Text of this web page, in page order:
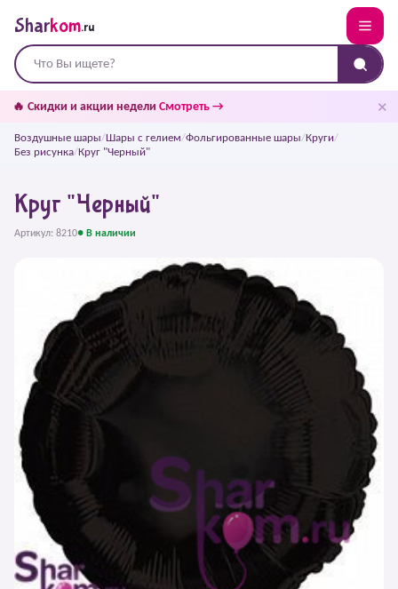
Sharkom.ru
🔥 Скидки и акции недели Смотреть → ✕
Воздушные шары/Шары с гелием/Фольгированные шары/Круги/
Без рисунка/Круг "Черный"
Круг "Черный"
Артикул: 8210● В наличии